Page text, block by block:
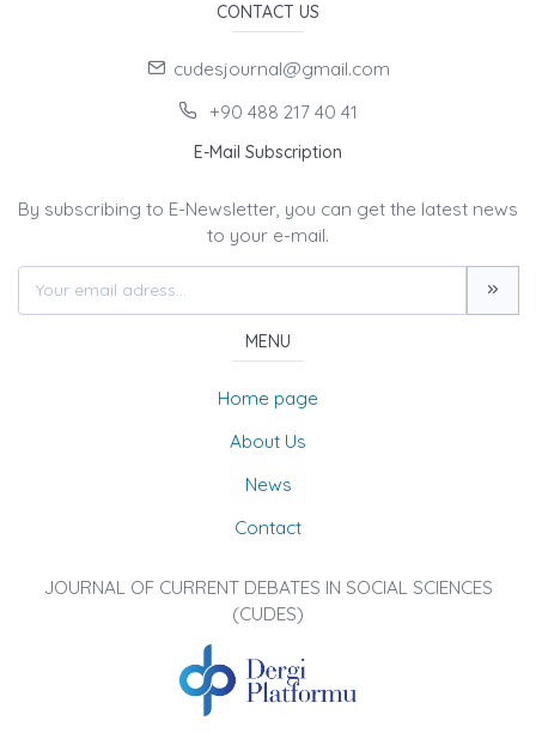
CONTACT US
cudesjournal@gmail.com
+90 488 217 40 41
E-Mail Subscription
By subscribing to E-Newsletter, you can get the latest news
to your e-mail.
MENU
Home page
About Us
News
Contact
JOURNAL OF CURRENT DEBATES IN SOCIAL SCIENCES
(CUDES)